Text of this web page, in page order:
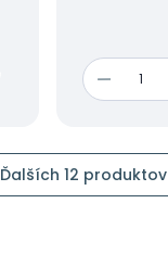
Ďalších 12 produktov